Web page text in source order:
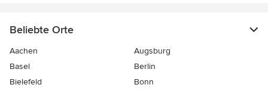
Beliebte Orte
Aachen
Augsburg
Basel
Berlin
Bielefeld
Bonn